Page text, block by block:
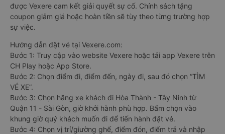
được Vexere cam kết giải quyết sự cố. Chính sách tặng
coupon giảm giá hoặc hoàn tiền sẽ tùy theo từng trường hợp
sự việc.
Hướng dẫn đặt vé tại Vexere.com:
Bước 1: Truy cập vào website Vexere hoặc tải app Vexere trên
CH Play hoặc App Store.
Bước 2: Chọn điểm đi, điểm đến, ngày đi, sau đó chọn “TÌM
VÉ XE”.
Bước 3: Chọn hãng xe khách đi Hòa Thành - Tây Ninh từ
Quận 11 - Sài Gòn, giờ khởi hành phù hợp. Bấm chọn vào
khung giờ quý khách muốn đi để tiến hành đặt vé.
Bước 4: Chọn vị trí/giường ghế, điểm đón, điểm trả và nhập